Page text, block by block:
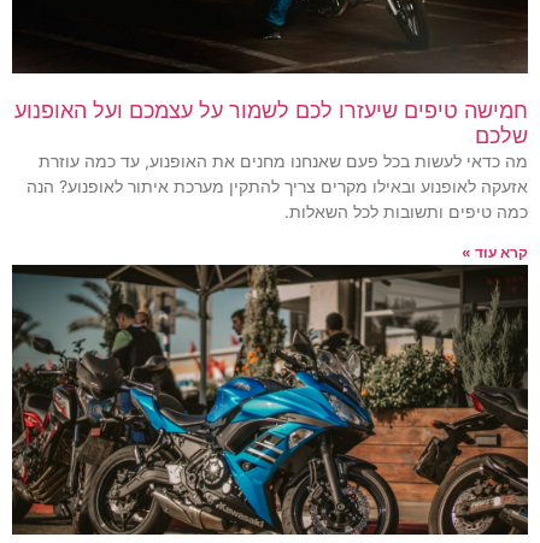
חמישה טיפים שיעזרו לכם לשמור על עצמכם ועל האופנוע
שלכם
מה כדאי לעשות בכל פעם שאנחנו מחנים את האופנוע, עד כמה עוזרת
אזעקה לאופנוע ובאילו מקרים צריך להתקין מערכת איתור לאופנוע? הנה
כמה טיפים ותשובות לכל השאלות.
קרא עוד »